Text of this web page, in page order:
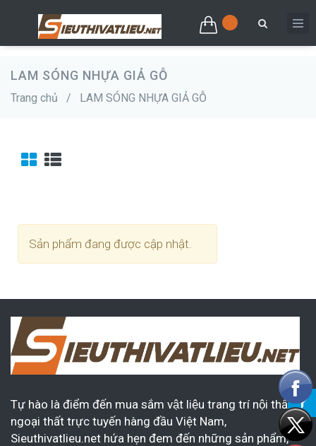
LAM SÓNG NHỰA GIẢ GỖ
Trang chủ / LAM SÓNG NHỰA GIẢ GỖ
Sản phẩm đang được cập nhật.
Tự hào là điểm đến mua sắm vật liệu trang trí nội thất &
ngoại thất trực tuyến hàng đầu Việt Nam,
Sieuthivatlieu.net hứa hẹn đem đến những sản phẩm,